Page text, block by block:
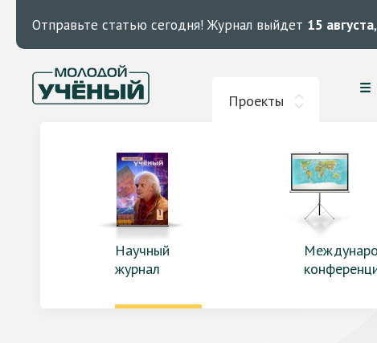
Отправьте статью сегодня! Журнал выйдет 15 августа
Проекты
Научный
журнал